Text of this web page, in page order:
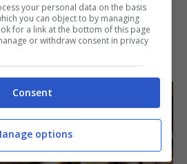
PIANO
your personal data on the basis
you can object to by managing
for a link at the bottom of this page
or withdraw consent in privacy
Consent
options